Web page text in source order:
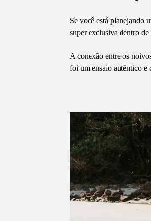
Se você está
super exclusiva dentro
A conexão entre os
foi um ensaio autêntico e